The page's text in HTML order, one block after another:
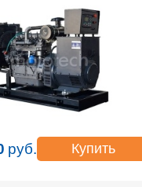
руб. Купить